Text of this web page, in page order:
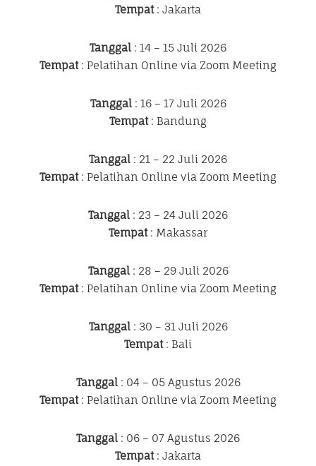
Tempat: Jakarta
Tanggal : 14 – 15 Juli 2026
Tempat: Pelatihan Online via Zoom Meeting
Tanggal: 16 – 17 Juli 2026
Tempat: Bandung
Tanggal : 21 – 22 Juli 2026
Tempat: Pelatihan Online via Zoom Meeting
Tanggal : 23 – 24 Juli 2026
Tempat: Makassar
Tanggal: 28 – 29 Juli 2026
Tempat: Pelatihan Online via Zoom Meeting
Tanggal: 30 – 31 Juli 2026
Tempat: Bali
Tanggal: 04 – 05 Agustus 2026
Tempat: Pelatihan Online via Zoom Meeting
Tanggal : 06 – 07 Agustus 2026
Tempat: Jakarta